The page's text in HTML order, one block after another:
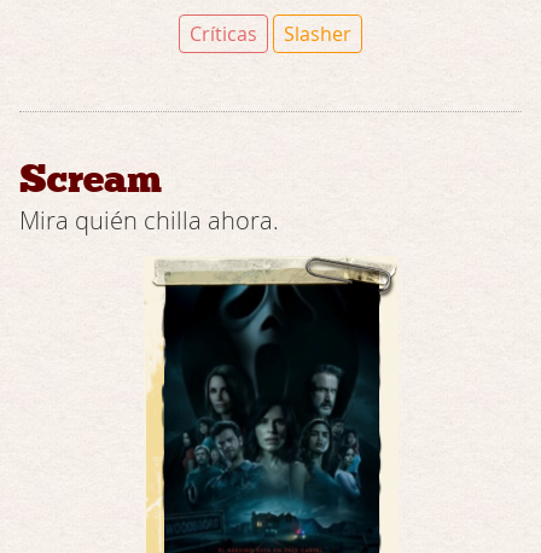
Críticas Slasher
Scream
Mira quién chilla ahora.